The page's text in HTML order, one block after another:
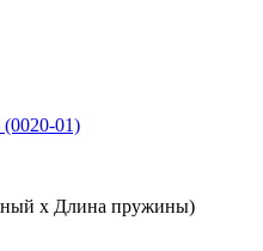
01)
х Длина пружины)